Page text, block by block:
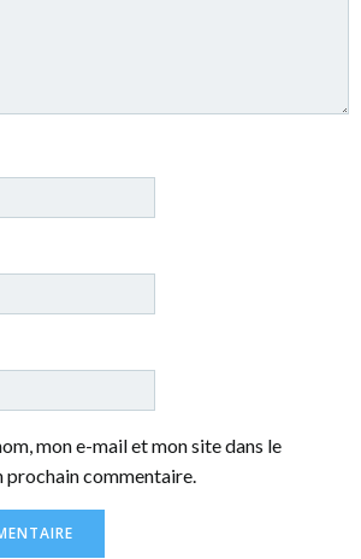
mon e-mail et mon site dans le
prochain commentaire.